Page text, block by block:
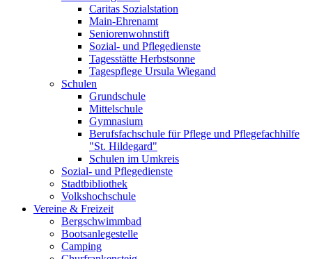
Caritas Sozialstation
Main-Ehrenamt
Seniorenwohnstift
Sozial- und Pflegedienste
Tagesstätte Herbstsonne
Tagespflege Ursula Wiegand
Schulen
Grundschule
Mittelschule
Gymnasium
Berufsfachschule für Pflege und Pflegefachhilfe
"St. Hildegard"
Schulen im Umkreis
Sozial- und Pflegedienste
Stadtbibliothek
Volkshochschule
Vereine & Freizeit
Bergschwimmbad
Bootsanlegestelle
Camping